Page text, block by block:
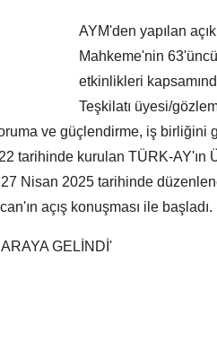
AYM'den yapılan
Mahkeme'nin
etkinlikleri
Teşkilatı üyesi/
ve güçlendirme, iş birliğini
tarihinde kurulan TÜRK-AY'ın
Nisan 2025 tarihinde
açış konuşması ile başladı.
GELİNDİ'